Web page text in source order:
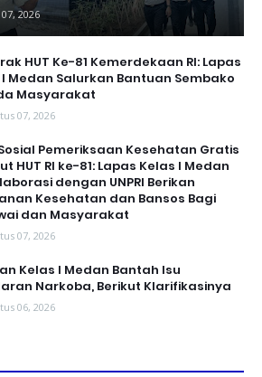
2026
HUT Ke-81 Kemerdekaan RI: Lapas
Medan Salurkan Bantuan Sembako
Masyarakat
07, 2026
Pemeriksaan Kesehatan Gratis
HUT RI ke-81: Lapas Kelas I Medan
dengan UNPRI Berikan
Kesehatan dan Bansos Bagi
dan Masyarakat
07, 2026
Kelas I Medan Bantah Isu
Narkoba, Berikut Klarifikasinya
06, 2026